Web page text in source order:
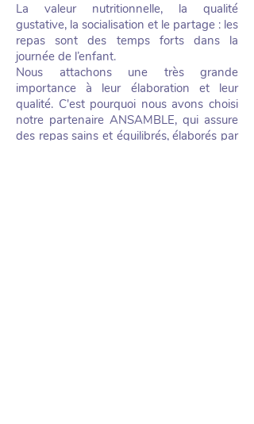
La valeur nutritionnelle, la qualité
gustative, la socialisation et le partage : les
repas sont des temps forts dans la
journée de l’enfant.
Nous attachons une très grande
importance à leur élaboration et leur
qualité. C'est pourquoi nous avons choisi
notre partenaire ANSAMBLE, qui assure
des repas sains et équilibrés, élaborés par